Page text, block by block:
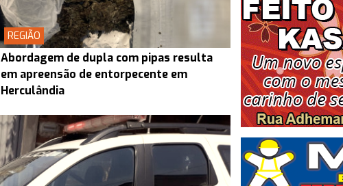
REGIÃO
Abordagem de dupla com pipas resulta
em apreensão de entorpecente em
Herculândia